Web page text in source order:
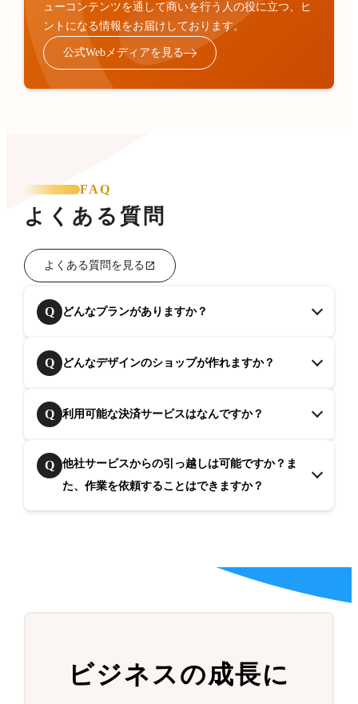
ューコンテンツを通して商いを行う人の役に立つ、ヒ
ントになる情報をお届けしております。
公式Webメディアを見る
FAQ
よくある質問
よくある質問を見る
Q どんなプランがありますか？
Q どんなデザインのショップが作れますか？
Q 利用可能な決済サービスはなんですか？
Q
他社サービスからの引っ越しは可能ですか？ま
た、作業を依頼することはできますか？
ビジネスの成長に